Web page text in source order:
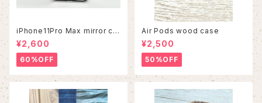
iPhone11Pro Max mirror ca
se
¥2,600
60%OFF
Air Pods wood case
¥2,500
50%OFF